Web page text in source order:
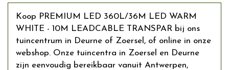
Koop PREMIUM LED 360L/36M LED WARM
WHITE - 10M LEADCABLE TRANSPAR bij ons
tuincentrum in Deurne of Zoersel, of online in onze
webshop. Onze tuincentra in Zoersel en Deurne
zijn eenvoudig bereikbaar vanuit Antwerpen,